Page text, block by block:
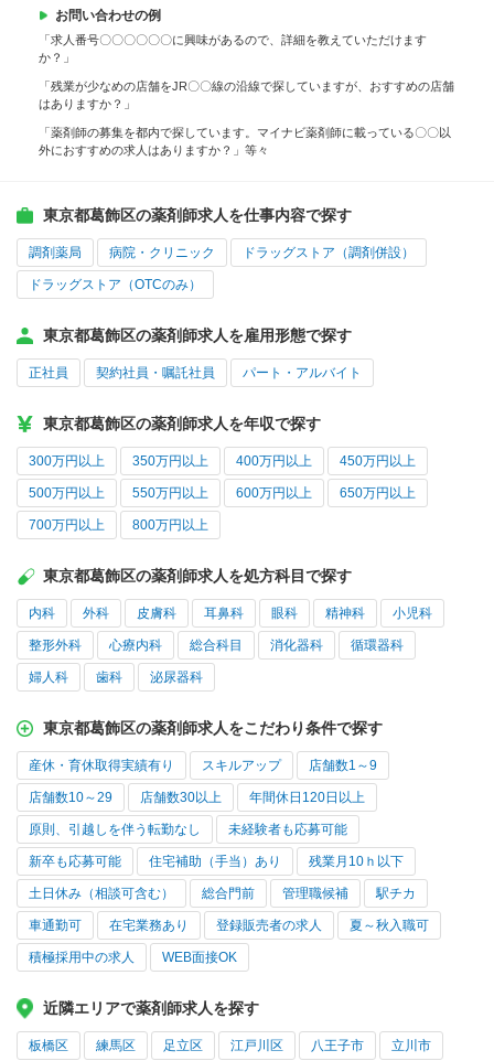
お問い合わせの例
「求人番号〇〇〇〇〇〇に興味があるので、詳細を教えていただけます
か？」
「残業が少なめの店舗をJR〇〇線の沿線で探していますが、おすすめの店舗
はありますか？」
「薬剤師の募集を都内で探しています。マイナビ薬剤師に載っている〇〇以
外におすすめの求人はありますか？」等々
東京都葛飾区の薬剤師求人を仕事内容で探す
調剤薬局 病院・クリニック ドラッグストア（調剤併設）
ドラッグストア（OTCのみ）
東京都葛飾区の薬剤師求人を雇用形態で探す
正社員 契約社員・嘱託社員 パート・アルバイト
東京都葛飾区の薬剤師求人を年収で探す
300万円以上 350万円以上 400万円以上 450万円以上
500万円以上 550万円以上 600万円以上 650万円以上
700万円以上 800万円以上
東京都葛飾区の薬剤師求人を処方科目で探す
内科 外科 皮膚科 耳鼻科 眼科 精神科 小児科
整形外科 心療内科 総合科目 消化器科 循環器科
婦人科 歯科 泌尿器科
東京都葛飾区の薬剤師求人をこだわり条件で探す
産休・育休取得実績有り スキルアップ 店舗数1～9
店舗数10～29 店舗数30以上 年間休日120日以上
原則、引越しを伴う転勤なし 未経験者も応募可能
新卒も応募可能 住宅補助（手当）あり 残業月10ｈ以下
土日休み（相談可含む） 総合門前 管理職候補 駅チカ
車通勤可 在宅業務あり 登録販売者の求人 夏～秋入職可
積極採用中の求人 WEB面接OK
近隣エリアで薬剤師求人を探す
板橋区 練馬区 足立区 江戸川区 八王子市 立川市